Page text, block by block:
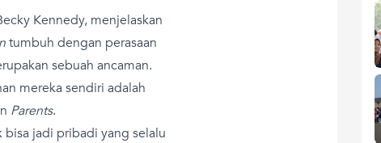
Kennedy, menjelaskan
tumbuh dengan perasaan
sebuah ancaman.
mereka sendiri adalah
Parents.
bisa jadi pribadi yang selalu